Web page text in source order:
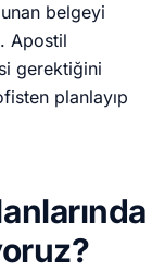
belgeyi
Apostil
gerektiğini
planlayıp